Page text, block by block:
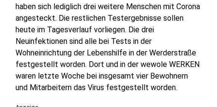
haben sich lediglich drei weitere Menschen mit Corona
angesteckt. Die restlichen Testergebnisse sollen
heute im Tagesverlauf vorliegen. Die drei
Neuinfektionen sind alle bei Tests in der
Wohneinrichtung der Lebenshilfe in der Werderstraße
festgestellt worden. Dort und in der wewole WERKEN
waren letzte Woche bei insgesamt vier Bewohnern
und Mitarbeitern das Virus festgestellt worden.